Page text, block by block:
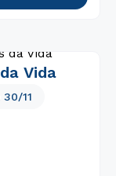
Vida
30/11